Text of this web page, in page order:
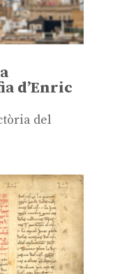
d’Enric
del